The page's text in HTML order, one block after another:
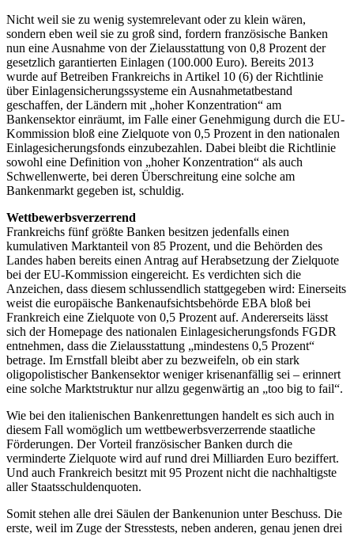
Nicht weil sie zu wenig systemrelevant oder zu klein wären,
sondern eben weil sie zu groß sind, fordern französische Banken
nun eine Ausnahme von der Zielausstattung von 0,8 Prozent der
gesetzlich garantierten Einlagen (100.000 Euro). Bereits 2013
wurde auf Betreiben Frankreichs in Artikel 10 (6) der Richtlinie
über Einlagensicherungssysteme ein Ausnahmetatbestand
geschaffen, der Ländern mit „hoher Konzentration“ am
Bankensektor einräumt, im Falle einer Genehmigung durch die EU-
Kommission bloß eine Zielquote von 0,5 Prozent in den nationalen
Einlagesicherungsfonds einzubezahlen. Dabei bleibt die Richtlinie
sowohl eine Definition von „hoher Konzentration“ als auch
Schwellenwerte, bei deren Überschreitung eine solche am
Bankenmarkt gegeben ist, schuldig.
Wettbewerbsverzerrend
Frankreichs fünf größte Banken besitzen jedenfalls einen
kumulativen Marktanteil von 85 Prozent, und die Behörden des
Landes haben bereits einen Antrag auf Herabsetzung der Zielquote
bei der EU-Kommission eingereicht. Es verdichten sich die
Anzeichen, dass diesem schlussendlich stattgegeben wird: Einerseits
weist die europäische Bankenaufsichtsbehörde EBA bloß bei
Frankreich eine Zielquote von 0,5 Prozent auf. Andererseits lässt
sich der Homepage des nationalen Einlagesicherungsfonds FGDR
entnehmen, dass die Zielausstattung „mindestens 0,5 Prozent“
betrage. Im Ernstfall bleibt aber zu bezweifeln, ob ein stark
oligopolistischer Bankensektor weniger krisenanfällig sei – erinnert
eine solche Marktstruktur nur allzu gegenwärtig an „too big to fail“.
Wie bei den italienischen Bankenrettungen handelt es sich auch in
diesem Fall womöglich um wettbewerbsverzerrende staatliche
Förderungen. Der Vorteil französischer Banken durch die
verminderte Zielquote wird auf rund drei Milliarden Euro beziffert.
Und auch Frankreich besitzt mit 95 Prozent nicht die nachhaltigste
aller Staatsschuldenquoten.
Somit stehen alle drei Säulen der Bankenunion unter Beschuss. Die
erste, weil im Zuge der Stresstests, neben anderen, genau jenen drei